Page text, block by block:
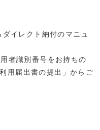
イレクト納付のマニュ
者識別番号をお持ちの
用届出書の提出」からご